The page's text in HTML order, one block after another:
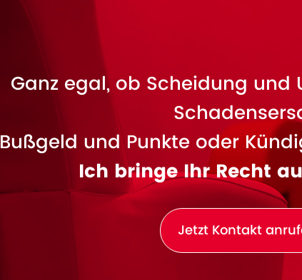
Ganz egal, ob Scheidung und
Bußgeld und Punkte oder
Ich bringe Ihr Recht
Jetzt Kontakt